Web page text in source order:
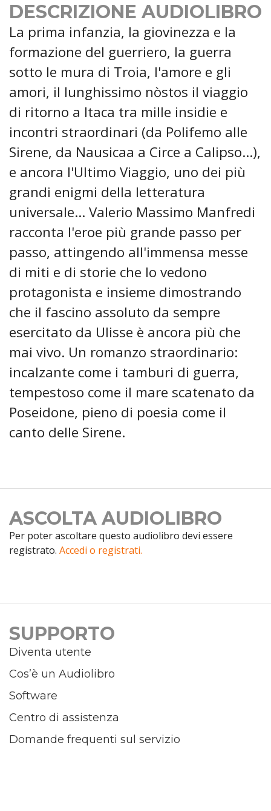
DESCRIZIONE AUDIOLIBRO
La prima infanzia, la giovinezza e la
formazione del guerriero, la guerra
sotto le mura di Troia, l'amore e gli
amori, il lunghissimo nòstos il viaggio
di ritorno a Itaca tra mille insidie e
incontri straordinari (da Polifemo alle
Sirene, da Nausicaa a Circe a Calipso...),
e ancora l'Ultimo Viaggio, uno dei più
grandi enigmi della letteratura
universale... Valerio Massimo Manfredi
racconta l'eroe più grande passo per
passo, attingendo all'immensa messe
di miti e di storie che lo vedono
protagonista e insieme dimostrando
che il fascino assoluto da sempre
esercitato da Ulisse è ancora più che
mai vivo. Un romanzo straordinario:
incalzante come i tamburi di guerra,
tempestoso come il mare scatenato da
Poseidone, pieno di poesia come il
canto delle Sirene.
ASCOLTA AUDIOLIBRO
Per poter ascoltare questo audiolibro devi essere
registrato. Accedi o registrati.
SUPPORTO
Diventa utente
Cos’è un Audiolibro
Software
Centro di assistenza
Domande frequenti sul servizio